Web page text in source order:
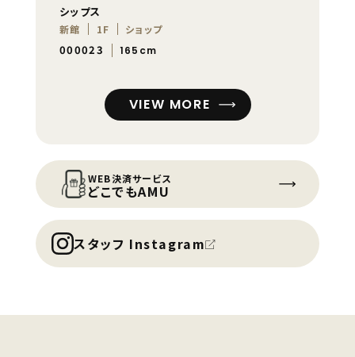
シップス
新館 1F ショップ
000023 165cm
VIEW MORE
WEB決済サービス
どこでもAMU
スタッフ Instagram